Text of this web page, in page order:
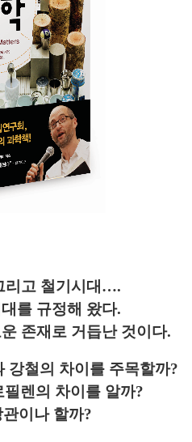
리고 철기시대….
를 규정해 왔다.
존재로 거듭난 것이다.
강철의 차이를 주목할까?
렌의 차이를 알까?
이나 할까?